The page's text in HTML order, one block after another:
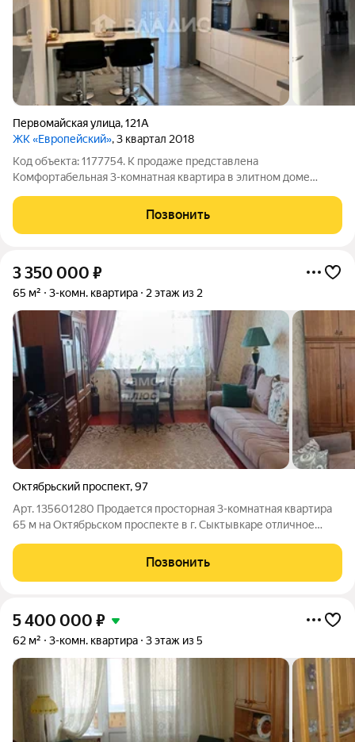
Первомайская улица,121А
ЖК «Европейский», 3 квартал 2018
Код объекта: 1177754. К продаже представлена
Комфортабельная 3-комнатная квартира в элитном доме
- на пересечении улиц Куратова - Интернациональная -
Первомайская - Пушкина), расположенным в
Позвонить
3 350 000 ₽
65 м² 3-комн. квартира 2 этаж из 2
Октябрьский проспект,97
Арт. 135601280 Продается просторная 3-комнатная квартира
65 м на Октябрьском проспекте в г. Сыктывкаре отличное
расположена на 2 этаже двухэтажного деревянного дома,
общая площадь 65 м, жилая
Позвонить
5 400 000 ₽
62 м² 3-комн. квартира 3 этаж из 5